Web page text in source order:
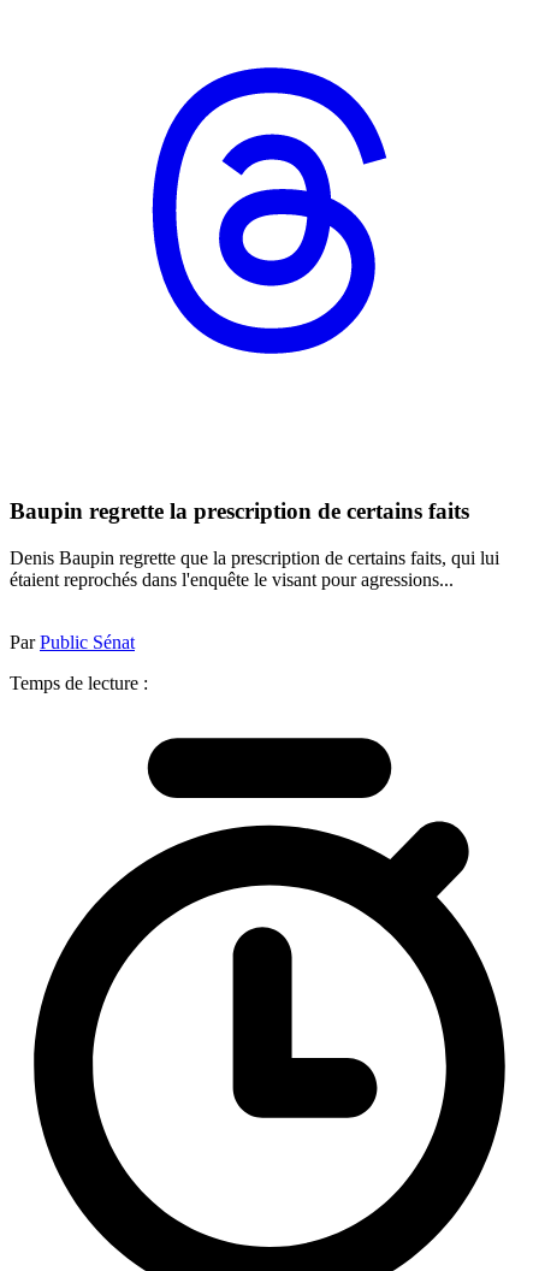
Baupin regrette la prescription de certains faits
Denis Baupin regrette que la prescription de certains faits, qui lui
étaient reprochés dans l'enquête le visant pour agressions...
ParPublic Sénat
Temps de lecture :